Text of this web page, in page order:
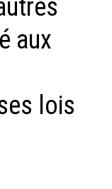
aux
lois